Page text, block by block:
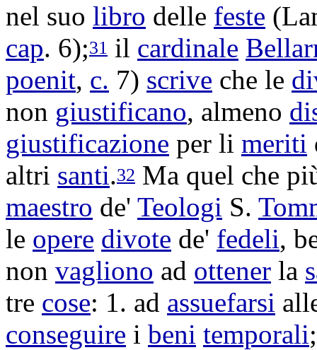
nel suo libro delle feste (
cap. 6);31 il cardinale
poenit, c. 7) scrive che le
non giustificano, almeno
giustificazione per li meriti
altri santi.32 Ma quel che
maestro de' Teologi S.
le opere divote de' fedeli,
non vagliono ad ottener la
tre cose: 1. ad assuefarsi
conseguire i beni temporali